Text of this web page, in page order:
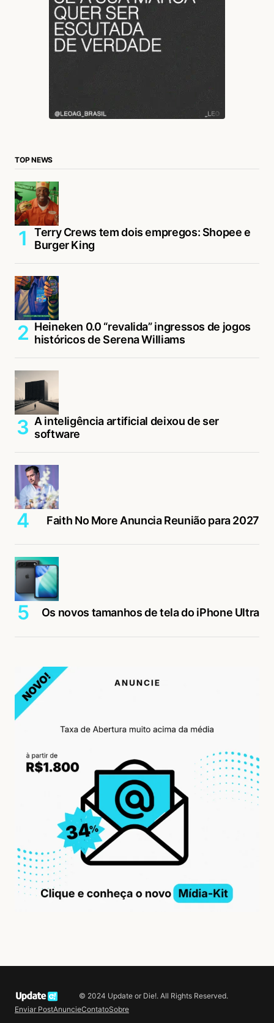
TOP NEWS
Terry Crews tem dois empregos: Shopee e
Burger King
Heineken 0.0 “revalida” ingressos de jogos
históricos de Serena Williams
A inteligência artificial deixou de ser
software
Faith No More Anuncia Reunião para 2027
Os novos tamanhos de tela do iPhone Ultra
© 2024 Update or Die!. All Rights Reserved.
Enviar PostAnuncieContatoSobre